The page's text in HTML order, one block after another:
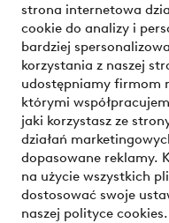
strona internetowa
cookie do analizy i
bardziej
korzystania z naszej
udostępniamy firmom
którymi
jaki korzystasz ze
działań
dopasowane reklamy.
na użycie wszystkich
dostosować swoje
naszej polityce cookies.
Warunki
Bezpieczne
Chcesz dowiedzieć się